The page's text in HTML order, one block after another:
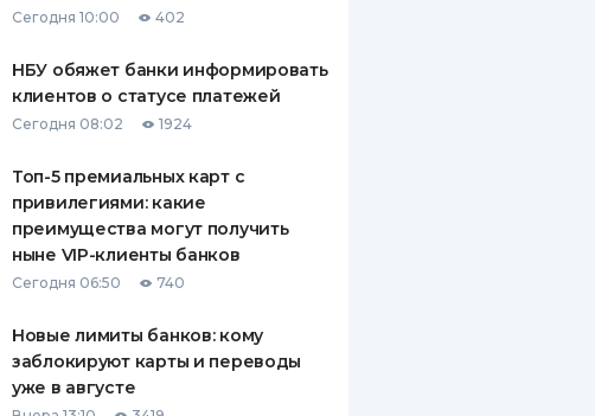
СТРАХОВАНИЮ
ВСЕ СТРАХОВЫЕ ПОЛИСЫ
ОТЗЫВЫ О СТРАХОВЫХ
КОМПАНИЯХ
Сегодня 10:00 402
НБУ обяжет банки информировать
клиентов о статусе платежей
Сегодня 08:02 1924
Топ-5 премиальных карт с
привилегиями: какие
преимущества могут получить
ныне VIP-клиенты банков
Сегодня 06:50 740
Новые лимиты банков: кому
заблокируют карты и переводы
уже в августе